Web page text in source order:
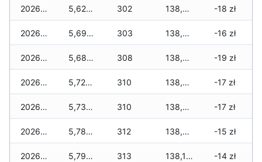
2026-03-25 5,620 zł 302 138,840 zł -18 zł
2026-03-24 5,690 zł 303 138,750 zł -16 zł
2026-03-23 5,680 zł 308 138,580 zł -19 zł
2026-03-22 5,720 zł 310 138,460 zł -17 zł
2026-03-21 5,730 zł 310 138,350 zł -17 zł
2026-03-20 5,780 zł 312 138,230 zł -15 zł
2026-03-19 5,790 zł 313 138,160 zł -14 zł